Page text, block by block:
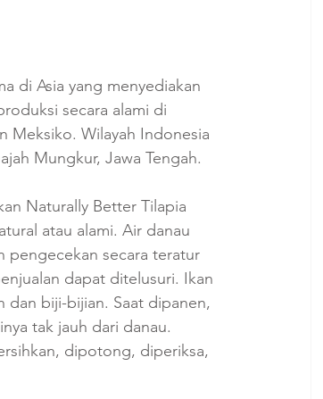
di Asia yang menyediakan
secara alami di
Meksiko. Wilayah Indonesia
Mungkur, Jawa Tengah.
Naturally Better Tilapia
atau alami. Air danau
pengecekan secara teratur
dapat ditelusuri. Ikan
dan biji-bijian. Saat dipanen,
tak jauh dari danau.
dipotong, diperiksa,